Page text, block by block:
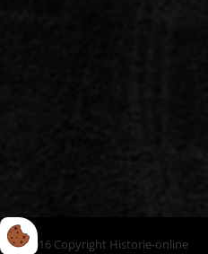
© 2016 Copyright Historie-online